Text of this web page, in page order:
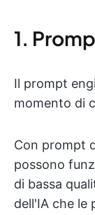
1.
Il prompt
momento di
Con prompt
possono
di bassa
dell'IA che le